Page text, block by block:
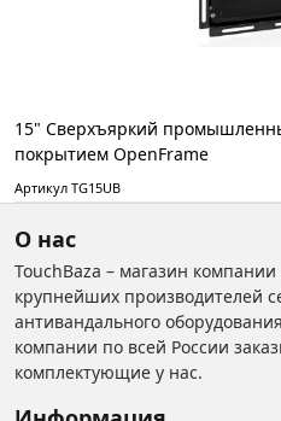
15" Сверхъяркий
покрытием OpenFrame
Артикул TG15UB
О нас
TouchBaza – магазин компании
крупнейших производителей
антивандального
компании по всей России
комплектующие у нас.